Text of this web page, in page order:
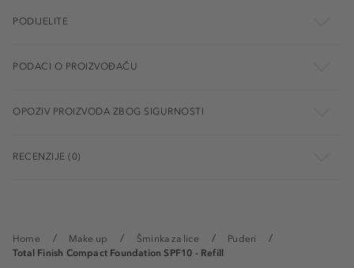
Home Make up Šminka za lice
Puderi
Total Finish Compact Foundation SPF10 - Refill
PODIJELITE
PODACI O PROIZVOĐAČU
OPOZIV PROIZVODA ZBOG SIGURNOSTI
RECENZIJE (0)